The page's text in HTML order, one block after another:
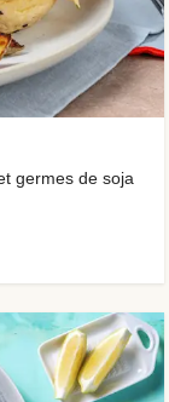
germes de soja